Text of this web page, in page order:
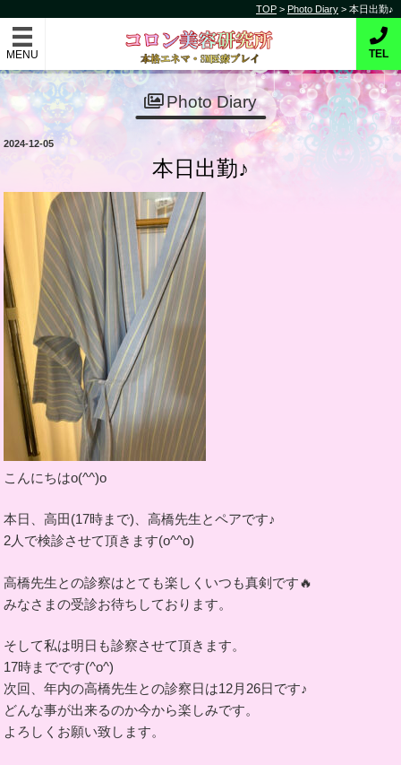
テ
ン
ツ
ス
TOP > Photo Diary > 本日出勤♪
コロン美容研究所
本格的エネマ・SM医療プレイ TEL
Photo Diary
投
2024-12-05
本日出勤♪
こんにちはo(^^)o
本日、高田(17時まで)、高橋先生とペアです♪
2人で検診させて頂きます(o^^o)
高橋先生との診察はとても楽しくいつも真剣です🔥
みなさまの受診お待ちしております。
そして私は明日も診察させて頂きます。
17時までです(^o^)
次回、年内の高橋先生との診察日は12月26日です♪
どんな事が出来るのか今から楽しみです。
よろしくお願い致します。